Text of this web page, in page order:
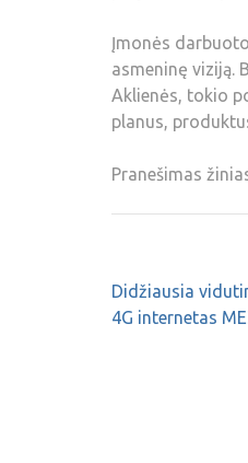
Įmonės
asmeninę viziją.
Aklienės, tokio
planus,
Pranešimas
Didžiausia
4G internetas